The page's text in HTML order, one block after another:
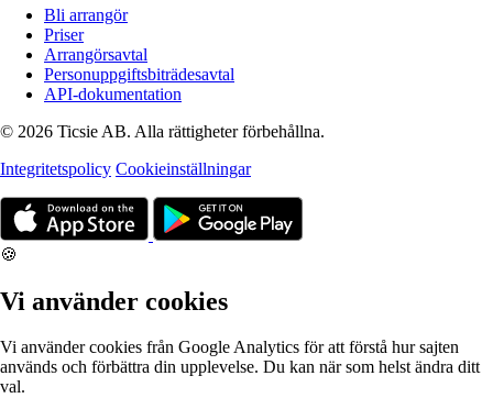
Bli arrangör
Priser
Arrangörsavtal
Personuppgiftsbiträdesavtal
API-dokumentation
© 2026 Ticsie AB. Alla rättigheter förbehållna.
Integritetspolicy Cookieinställningar
🍪
Vi använder cookies
Vi använder cookies från Google Analytics för att förstå hur sajten
används och förbättra din upplevelse. Du kan när som helst ändra ditt
val.